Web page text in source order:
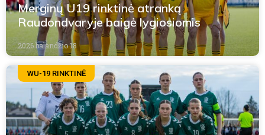
Merginų U19 rinktinė atranką
Raudondvaryje baigė lygiosiomis
2026 balandžio 18
WU-19 RINKTINĖ